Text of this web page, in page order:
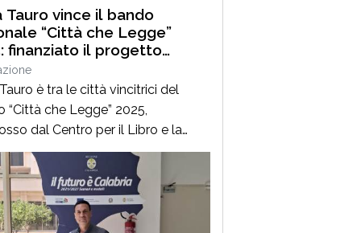
Tauro vince il bando
“Città che Legge”
finanziato il progetto
di Porto. Stori che
il mare e la città”
è tra le città vincitrici del
“Città che Legge” 2025,
dal Centro per il Libro e la
del Ministero della Cultura,
della linea dedicata alla
di attività integrate per la
del libro e della lettura.Il